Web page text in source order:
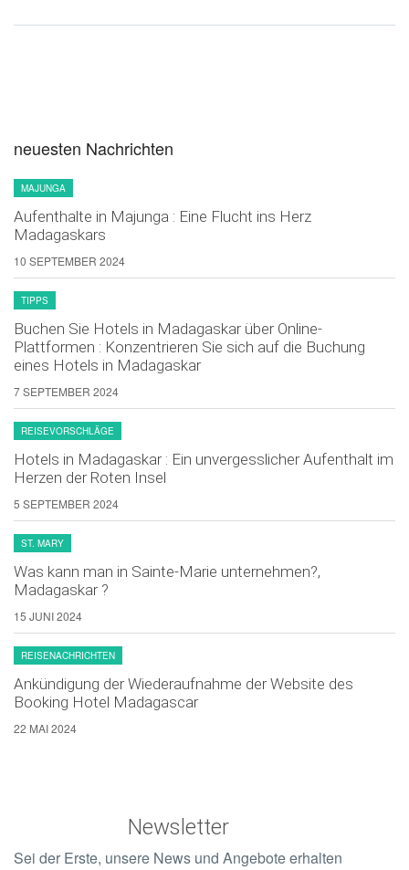
neuesten Nachrichten
MAJUNGA
Aufenthalte in Majunga : Eine Flucht ins Herz
Madagaskars
10 SEPTEMBER 2024
TIPPS
Buchen Sie Hotels in Madagaskar über Online-
Plattformen : Konzentrieren Sie sich auf die Buchung
eines Hotels in Madagaskar
7 SEPTEMBER 2024
REISEVORSCHLÄGE
Hotels in Madagaskar : Ein unvergesslicher Aufenthalt im
Herzen der Roten Insel
5 SEPTEMBER 2024
ST. MARY
Was kann man in Sainte-Marie unternehmen?,
Madagaskar ?
15 JUNI 2024
REISENACHRICHTEN
Ankündigung der Wiederaufnahme der Website des
Booking Hotel Madagascar
22 MAI 2024
Newsletter
Sei der Erste, unsere News und Angebote erhalten